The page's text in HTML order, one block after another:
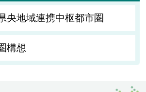
央地域連携中枢都市圏
構想